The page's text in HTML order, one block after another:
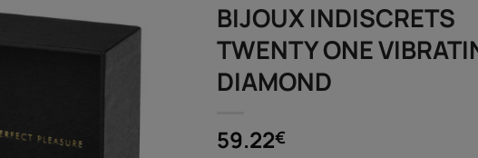
BIJOUX INDISCRETS
TWENTY ONE
DIAMOND
59.22€